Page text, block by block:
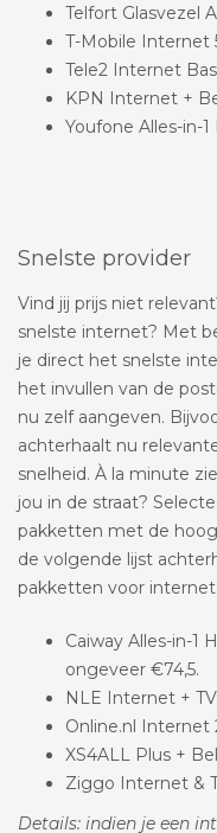
Telfort Glasvezel
T-Mobile Internet
Tele2 Internet
KPN Internet +
Youfone Alles-in-
Snelste provider
Vind jij prijs niet
snelste internet? Met
je direct het snelste
het invullen van de
nu zelf aangeven.
achterhaalt nu
snelheid. À la minute
jou in de straat?
pakketten met de
de volgende lijst
pakketten voor internet.
Caiway Alles-in-1
ongeveer €74,5.
NLE Internet +
Online.nl Internet
XS4ALL Plus +
Ziggo Internet &
Details: indien je een